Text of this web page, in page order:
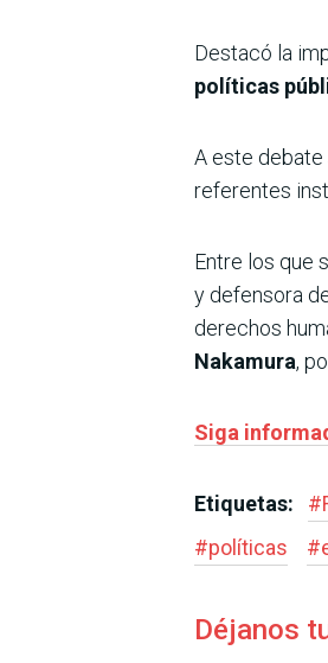
Destacó la
políticas
A este debate
referentes
Entre los que
y defensora
derechos
Nakamura,
Siga
Etiquetas: #
#políticas #
Déjanos